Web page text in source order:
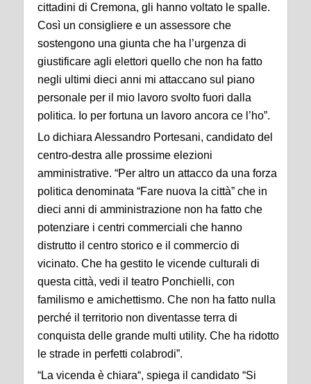
cittadini di Cremona, gli hanno voltato le spalle.
Così un consigliere e un assessore che
sostengono una giunta che ha l’urgenza di
giustificare agli elettori quello che non ha fatto
negli ultimi dieci anni mi attaccano sul piano
personale per il mio lavoro svolto fuori dalla
politica. Io per fortuna un lavoro ancora ce l’ho”.
Lo dichiara Alessandro Portesani, candidato del
centro-destra alle prossime elezioni
amministrative. “Per altro un attacco da una forza
politica denominata “Fare nuova la città” che in
dieci anni di amministrazione non ha fatto che
potenziare i centri commerciali che hanno
distrutto il centro storico e il commercio di
vicinato. Che ha gestito le vicende culturali di
questa città, vedi il teatro Ponchielli, con
familismo e amichettismo. Che non ha fatto nulla
perché il territorio non diventasse terra di
conquista delle grande multi utility. Che ha ridotto
le strade in perfetti colabrodi”.
“La vicenda è chiara“, spiega il candidato “Si